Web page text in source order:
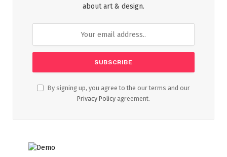
about art & design.
By signing up, you agree to the our terms and our
Privacy Policy agreement.